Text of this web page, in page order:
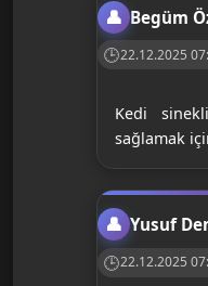
Begüm
22.12.2025
Kedi
sağlamak
Yusuf
22.12.2025